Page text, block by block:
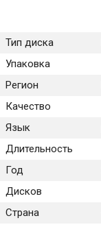
Тип диска
Упаковка
Регион
Качество
Язык
Длительность
Год
Дисков
Страна